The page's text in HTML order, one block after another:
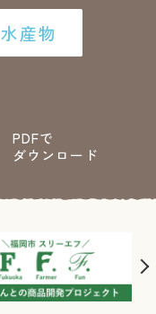
水産物
PDFで
ダウンロード